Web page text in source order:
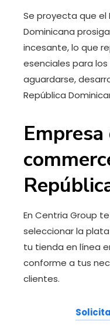
Se proyecta que el
Dominicana
incesante, lo que
esenciales para
aguardarse,
República
En Centria Group
seleccionar la
tu tienda en línea
conforme a tus
clientes.